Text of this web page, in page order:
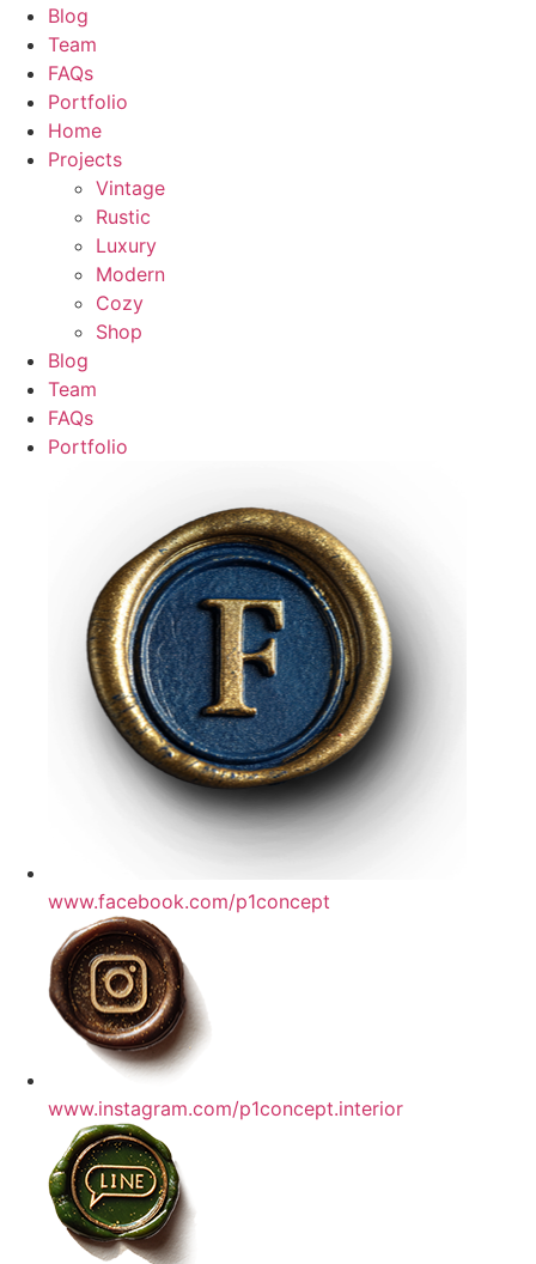
Blog
Team
FAQs
Portfolio
Home
Projects
Vintage
Rustic
Luxury
Modern
Cozy
Shop
Blog
Team
FAQs
Portfolio
www.facebook.com/p1concept
www.instagram.com/p1concept.interior